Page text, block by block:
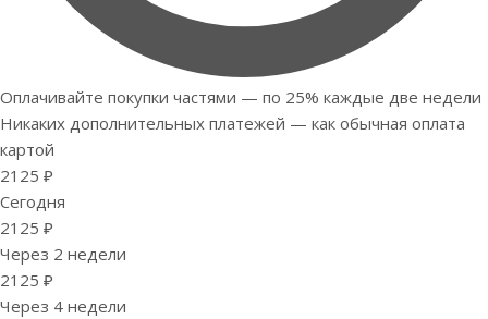
Оплачивайте покупки частями — по 25% каждые две недели
Никаких дополнительных платежей — как обычная оплата
картой
2125 ₽
Сегодня
2125 ₽
Через 2 недели
2125 ₽
Через 4 недели